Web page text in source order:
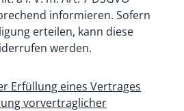
informieren. Sofern
erteilen, kann diese
werden.
eines Vertrages
vorvertraglicher